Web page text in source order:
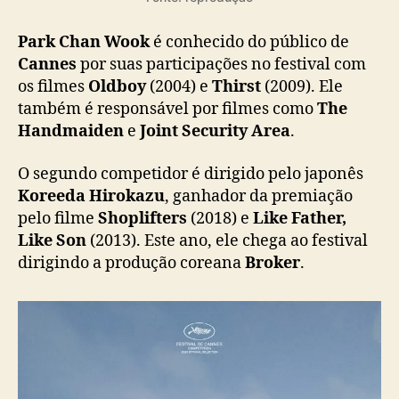
e
C
a
n
n
e
Park Chan Wooké conhecido do público de
Cannes por suas participações no festival com
os filmes Oldboy(2004) e Thirst (2009). Ele
também é responsável por filmes comoThe
Handmaiden e Joint Security Area.
O segundo competidor é dirigido pelo japonês
Koreeda Hirokazu, ganhador da premiação
pelo filme Shoplifters (2018) e Like Father,
Like Son (2013). Este ano, ele chega ao festival
dirigindo a produção coreanaBroker.